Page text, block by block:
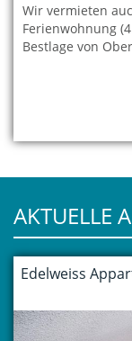
Wir vermieten
Ferienwohnung
Bestlage von
AKTUELLE
Edelweiss